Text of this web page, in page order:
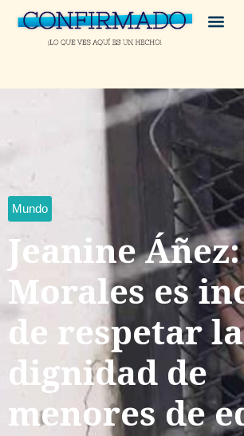
Mundo
Jeanine
Morales es
de respetar la
dignidad de
menores de